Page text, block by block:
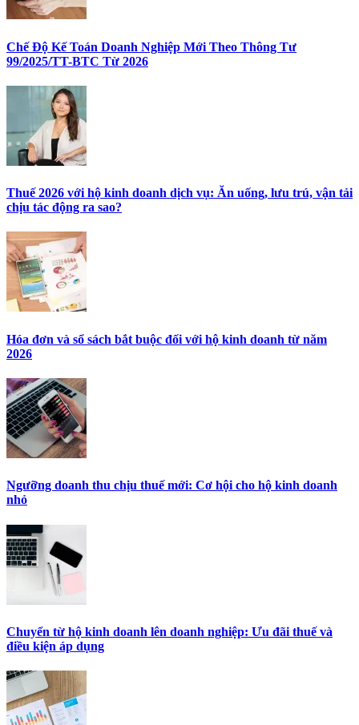
Chế Độ Kế Toán Doanh Nghiệp Mới Theo Thông Tư
99/2025/TT-BTC Từ 2026
Thuế 2026 với hộ kinh doanh dịch vụ: Ăn uống, lưu trú, vận tải
chịu tác động ra sao?
Hóa đơn và sổ sách bắt buộc đối với hộ kinh doanh từ năm
2026
Ngưỡng doanh thu chịu thuế mới: Cơ hội cho hộ kinh doanh
nhỏ
Chuyển từ hộ kinh doanh lên doanh nghiệp: Ưu đãi thuế và
điều kiện áp dụng